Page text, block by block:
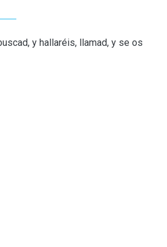
y hallaréis, llamad, y se os